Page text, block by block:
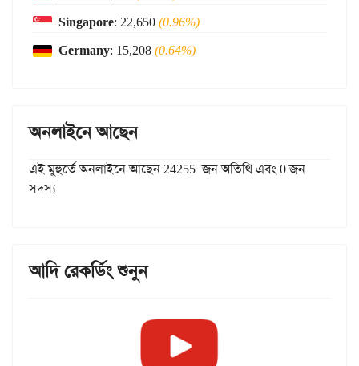
Singapore: 22,650(0.96%)
Germany: 15,208(0.64%)
অনলাইনে আছেন
এই মুহুর্তে অনলাইনে আছেন 24255 জন অতিথি এবং 0 জন
সদস্য
আদি রেকর্ডিং শুনুন